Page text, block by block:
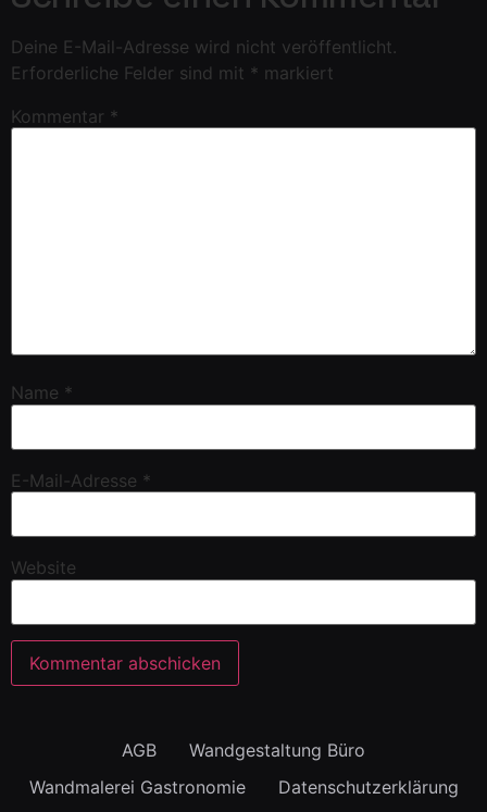
Deine E-Mail-Adresse wird nicht veröffentlicht.
Erforderliche Felder sind mit * markiert
Kommentar *
Name *
E-Mail-Adresse *
Website
AGB
Wandgestaltung Büro
Wandmalerei Gastronomie
Datenschutzerklärung